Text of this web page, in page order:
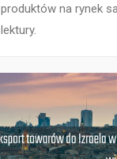
produktów na rynek
lektury.